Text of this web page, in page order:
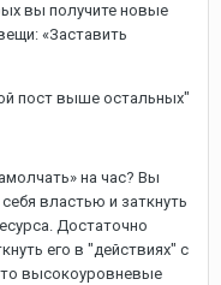
вы получите новые
«Заставить
пост выше остальных"
на час? Вы
властью и заткнуть
Достаточно
его в "действиях" с
высокоуровневые